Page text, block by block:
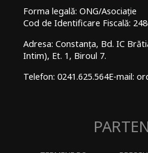
Forma legală: ONG/Asociație
Cod de Identificare Fiscală:
Adresa: Constanța, Bd. IC
Intim), Et. 1, Biroul 7.
Telefon: 0241.625.564E-mail: